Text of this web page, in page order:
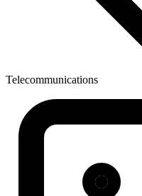
Telecommunications